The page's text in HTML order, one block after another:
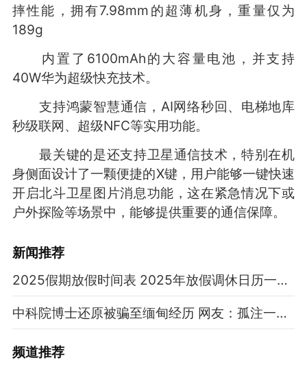
摔性能，拥有7.98mm的超薄机身，重量仅为
189g
内置了6100mAh的大容量电池，并支持
40W华为超级快充技术。
支持鸿蒙智慧通信，AI网络秒回、电梯地库
秒级联网、超级NFC等实用功能。
最关键的是还支持卫星通信技术，特别在机
身侧面设计了一颗便捷的X键，用户能够一键快速
开启北斗卫星图片消息功能，这在紧急情况下或
户外探险等场景中，能够提供重要的通信保障。
新闻推荐
2025假期放假时间表 2025年放假调休日历一览表
中科院博士还原被骗至缅甸经历 网友：孤注一掷现实版
频道推荐